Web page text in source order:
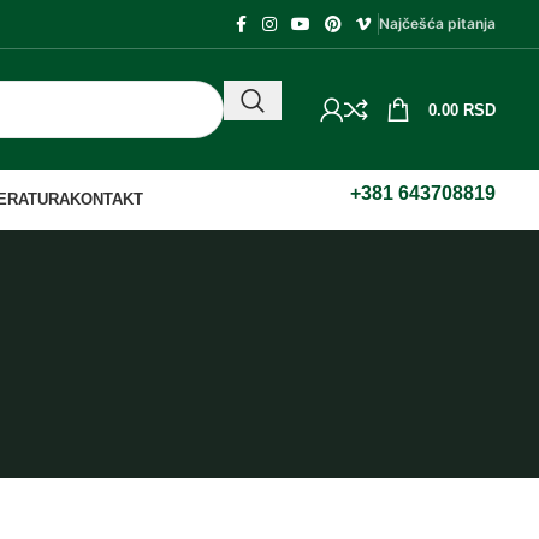
Najčešća pitanja
0.00 RSD
KONTAKT +381 643708819